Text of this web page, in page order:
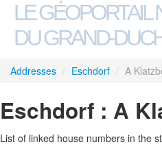
LE GÉOPORTAIL
DU GRAND-
Addresses / Eschdorf / A
Eschdorf : A
List of linked house numbers in the